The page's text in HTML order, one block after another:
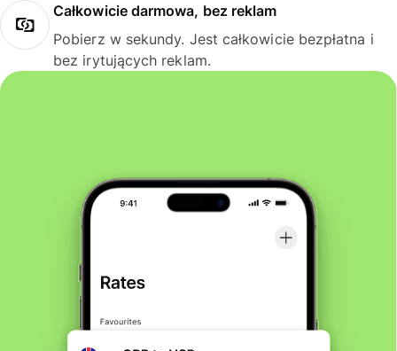
Całkowicie darmowa, bez reklam
Pobierz w sekundy. Jest całkowicie bezpłatna i
bez irytujących reklam.